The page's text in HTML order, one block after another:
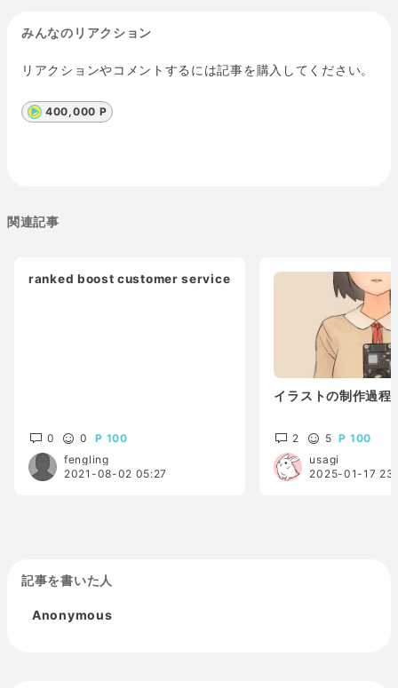
みんなのリアクション
リアクションやコメントするには記事を購入してください。
400,000 P
関連記事
ranked boost customer service
0 0
100
fengling
2021-08-02 05:27
イラストの制作過程
2 5
100
usagi
2025-01-17
記事を書いた人
Anonymous